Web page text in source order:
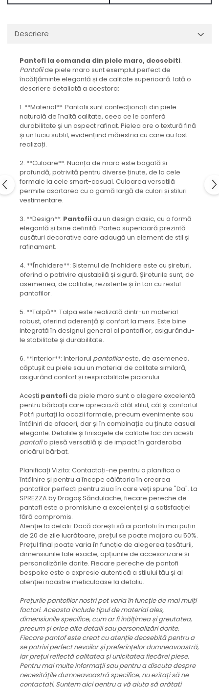
Descriere
Pantofi la comanda din piele maro, deosebiti.
Pantofiide piele maro sunt exemplul perfect de
încălțăminte elegantă și de calitate superioară. Iată o
descriere detaliată a acestora:
1. **Material**: Pantofii sunt confecționați din piele
naturală de înaltă calitate, ceea ce le conferă
durabilitate și un aspect rafinat. Pielea are o textură fină
și un luciu subtil, evidențiind măiestria cu care au fost
realizați.
2. **Culoare**: Nuanța de maro este bogată și
profundă, potrivită pentru diverse ținute, de la cele
formale la cele smart-casual. Culoarea versatilă
permite asortarea cu o gamă largă de culori și stiluri
vestimentare.
3. **Design**: Pantofiiau un design clasic, cu o formă
elegantă și bine definită. Partea superioară prezintă
cusături decorative care adaugă un element de stil și
rafinament.
4. **Închidere**: Sistemul de închidere este cu șireturi,
oferind o potrivire ajustabilă și sigură. Șireturile sunt, de
asemenea, de calitate, rezistente și în ton cu restul
pantofilor.
5. **Talpă**: Talpa este realizată dintr-un material
robust, oferind aderență și confort la mers. Este bine
integrată în designul general al pantofilor, asigurându-
le stabilitate și durabilitate.
6. **Interior**: Interiorul pantofiloreste, de asemenea,
căptușit cu piele sau un material de calitate similară,
asigurând confort și respirabilitate piciorului.
Acești pantofide piele maro sunt o alegere excelentă
pentru bărbații care apreciază atât stilul, cât și confortul.
Pot fi purtați la ocazii formale, precum evenimente sau
întâlniri de afaceri, dar și în combinație cu ținute casual
elegante. Detaliile și finisajele de calitate fac din acești
pantofio piesă versatilă și de impact în garderoba
oricărui bărbat.
Planificați Vizita: Contactați-ne pentru a planifica o
întâlnire și pentru a începe călătoria în crearea
pantofilor perfecti pentru ziua în care veți spune "Da". La
SPREZZA by Dragoș Săndulache, fiecare pereche de
pantofi este o promisiune a excelenței și a satisfacției
fără compromis.
Atenție la detalii: Dacă dorești să ai pantofii în mai puțin
de 20 de zile lucrătoare, prețul se poate majora cu 50%.
Prețul final poate varia în funcție de alegerea țesăturii,
dimensiunile tale exacte, opțiunile de accesorizare și
personalizările dorite. Fiecare pereche de pantofi
bespoke este o expresie autentică a stilului tău și al
atenției noastre meticuloase la detaliu.
Prețurile pantofilor nostri pot varia în funcție de mai mulți
factori. Aceasta include tipul de material ales,
dimensiunile specifice, cum ar fi înălțimea și greutatea,
precum și orice alte detalii sau personalizări dorite.
Fiecare pantof este creat cu atenție deosebită pentru a
se potrivi perfect nevoilor și preferințelor dumneavoastră,
iar prețul reflectă calitatea și unicitatea fiecărei piese.
Pentru mai multe informații sau pentru a discuta despre
necesitățile dumneavoastră specifice, nu ezitați să ne
contactați. Suntem aici pentru a vă ajuta să arătați